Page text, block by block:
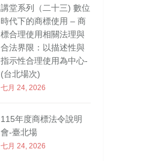
講堂系列（二十三) 數位
時代下的商標使用 – 商
標合理使用相關法理與
合法界限：以描述性與
指示性合理使用為中心-
(台北場次)
七月 24, 2026
115年度商標法令說明
會-臺北場
七月 24, 2026